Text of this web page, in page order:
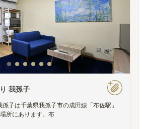
我孫子
子は千葉県我孫子市の成田線「布佐駅」
所にあります。布